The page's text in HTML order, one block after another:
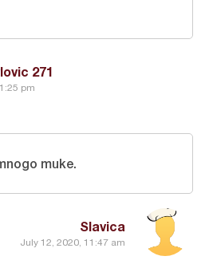
271
pm
Slavica
July 12, 2020, 11:47 am
muke.